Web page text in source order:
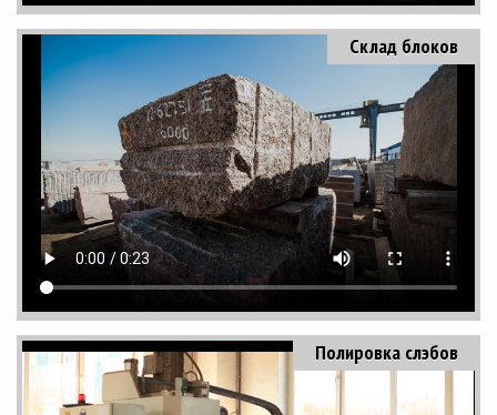
Склад блоков
Полировка слэбов